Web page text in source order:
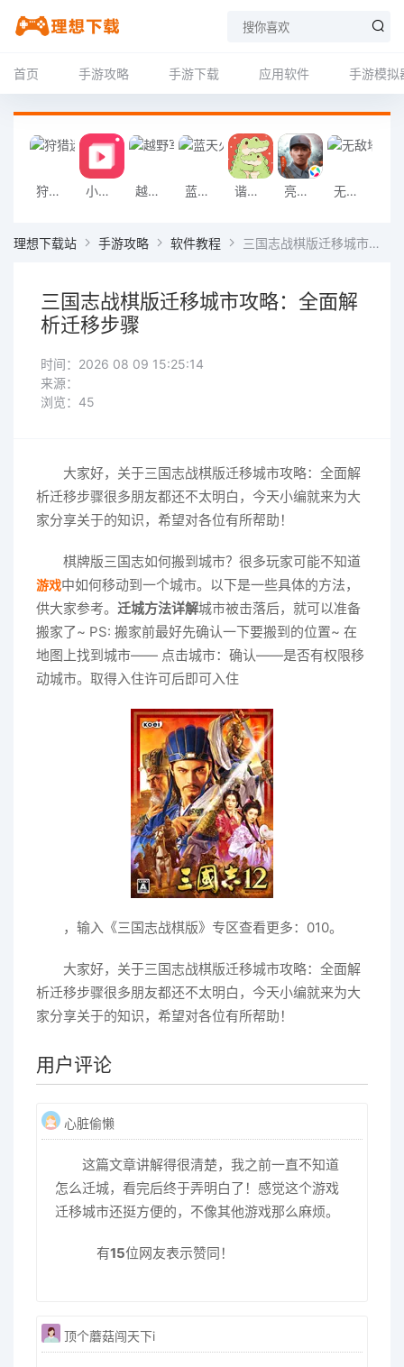
首页 手游攻略 手游下载 应用软件 手游模拟
狩猎迷城恐龙大战游戏 小影记app 越野军事卡车司机游戏 蓝天火龙传奇安卓版 谐音梗游戏 亮剑2026官方版 无敌塔防王游戏
理想下载站 手游攻略 软件教程 三国志战棋版迁移城市攻略：全面解析迁移步骤
三国志战棋版迁移城市攻略：全面解
析迁移步骤
时间：2026 08 09 15:25:14
来源：
浏览：45
大家好，关于三国志战棋版迁移城市攻略：全面解
析迁移步骤很多朋友都还不太明白，今天小编就来为大
家分享关于的知识，希望对各位有所帮助！
棋牌版三国志如何搬到城市？很多玩家可能不知道
游戏中如何移动到一个城市。以下是一些具体的方法，
供大家参考。 迁城方法详解城市被击落后，就可以准备
搬家了~ PS: 搬家前最好先确认一下要搬到的位置~ 在
地图上找到城市—— 点击城市：确认——是否有权限移
动城市。取得入住许可后即可入住
，输入《三国志战棋版》专区查看更多：010。
大家好，关于三国志战棋版迁移城市攻略：全面解
析迁移步骤很多朋友都还不太明白，今天小编就来为大
家分享关于的知识，希望对各位有所帮助！
用户评论
心脏偷懒
这篇文章讲解得很清楚，我之前一直不知道
怎么迁城，看完后终于弄明白了！感觉这个游戏
迁移城市还挺方便的，不像其他游戏那么麻烦。
有15位网友表示赞同！
顶个蘑菇闯天下i